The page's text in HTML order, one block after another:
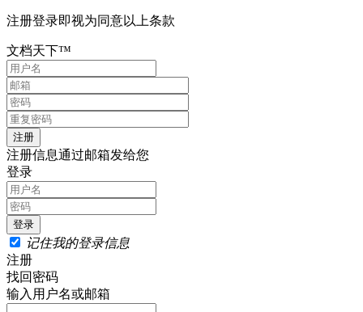
注册登录即视为同意以上条款
文档天下™
注册信息通过邮箱发给您
登录
记住我的登录信息
注册
找回密码
输入用户名或邮箱